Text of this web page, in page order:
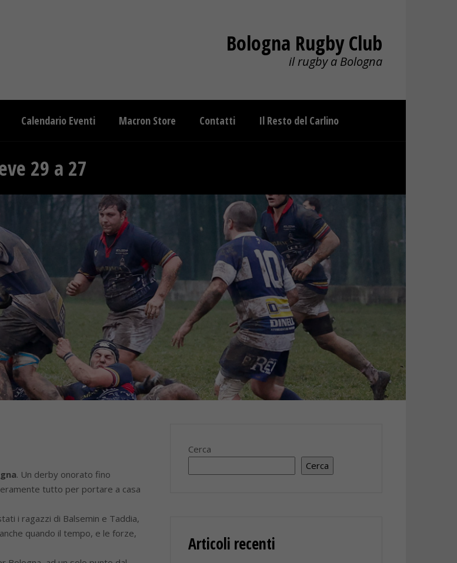
Bologna Rugby Club
il rugby a Bologna
Calendario Eventi Macron Store Contatti Il Resto del Carlino
29 a 27
. Un derby onorato fino
tutto per portare a casa
i ragazzi di Balsemin e Taddia,
quando il tempo, e le forze,
Cerca
Cerca
Articoli recenti